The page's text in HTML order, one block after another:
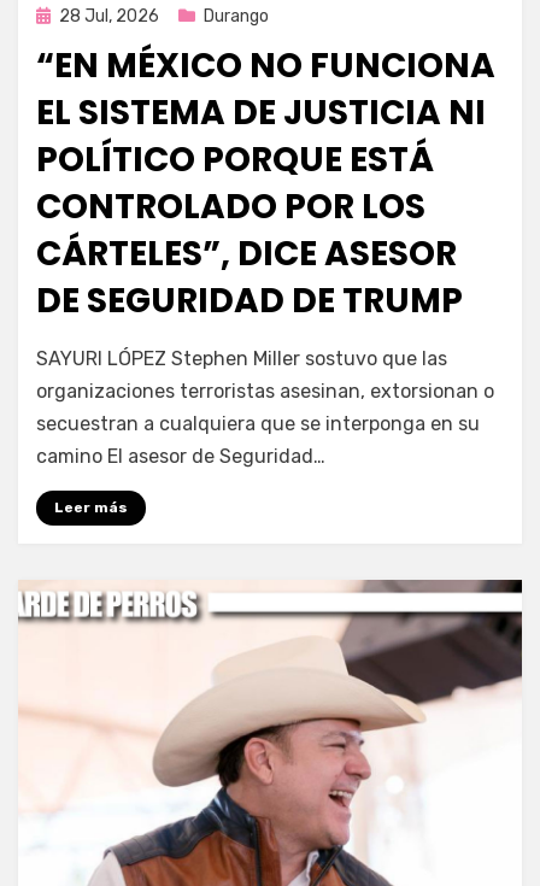
Publicada
28 Jul, 2026 Durango
“EN MÉXICO NO FUNCIONA
EL SISTEMA DE JUSTICIA NI
POLÍTICO PORQUE ESTÁ
CONTROLADO POR LOS
CÁRTELES”, DICE ASESOR
DE SEGURIDAD DE TRUMP
porFernando Miranda Servín
SAYURI LÓPEZ Stephen Miller sostuvo que las
organizaciones terroristas asesinan, extorsionan o
secuestran a cualquiera que se interponga en su
camino El asesor de Seguridad…
Leer más